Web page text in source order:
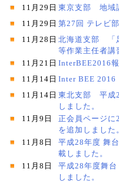
11月29日 東京支部 地域
11月29日 第27回 テレビ
11月28日 北海道支部 「
等作業主任者講
11月21日 InterBEE2016
11月14日 Inter BEE 2016
11月14日 東北支部 平成
しました。
11月9日
正会員ページ
を追加しました
11月8日
平成28年度 舞
載しました。
11月8日
平成28年度舞
しました。